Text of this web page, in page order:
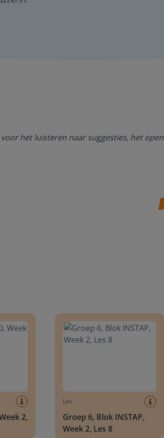
het luisteren naar suggesties, het open
2,
Les
Groep 6, Blok INSTAP,
Week 2, Les 8